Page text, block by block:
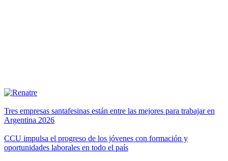
Tres empresas santafesinas están entre las mejores para trabajar en
Argentina 2026
CCU impulsa el progreso de los jóvenes con formación y
oportunidades laborales en todo el país